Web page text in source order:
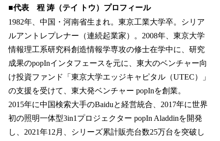
■代表 程 涛（テイ トウ）プロフィール
1982年、中国・河南省生まれ。東京工業大学卒。シリア
ルアントレプレナー（連続起業家）。2008年、東京大学
情報理工系研究科創造情報学専攻の修士在学中に、研究
成果のpopInインタフェースを元に、東大のベンチャー向
け投資ファンド「東京大学エッジキャピタル（UTEC）」
の支援を受けて、東大発ベンチャー popInを創業。
2015年に中国検索大手のBaiduと経営統合、2017年に世界
初の照明一体型3in1プロジェクター popIn Aladdinを開発
し、2021年12月、シリーズ累計販売台数25万台を突破し